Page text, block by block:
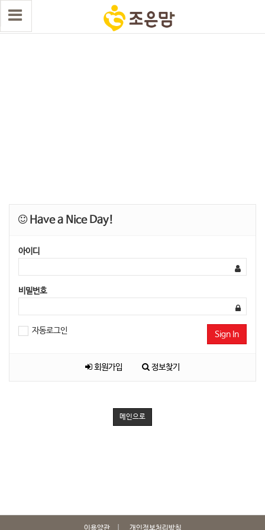
Have a Nice Day!
아이디
비밀번호
자동로그인 Sign In
회원가입 정보찾기
메인으로
이용약관 개인정보처리방침